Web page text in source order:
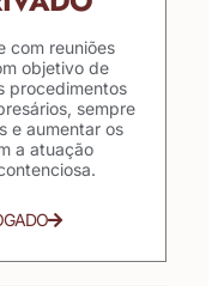
com reuniões
objetivo de
procedimentos
sempre
e aumentar os
a atuação